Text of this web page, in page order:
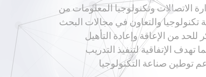
الاتصالات وتكنولوجيا المعلومات من
تكنولوجيا والتعاون في مجالات البحث
من الإعاقة وإعادة التأهيل
الإتفاقية لتنفيذ التدريب
توطين صناعة التكنولوجيا